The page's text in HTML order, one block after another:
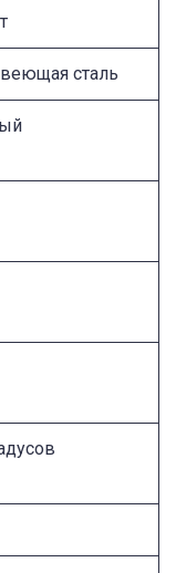
сталь